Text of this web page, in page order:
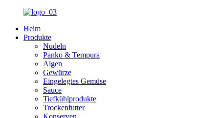
Heim
Produkte
Nudeln
Panko & Tempura
Algen
Gewürze
Eingelegtes Gemüse
Sauce
Tiefkühlprodukte
Trockenfutter
Konserven